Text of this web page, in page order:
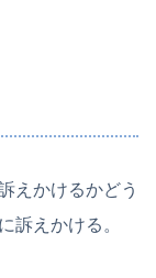
えかけるかどう
訴えかける。